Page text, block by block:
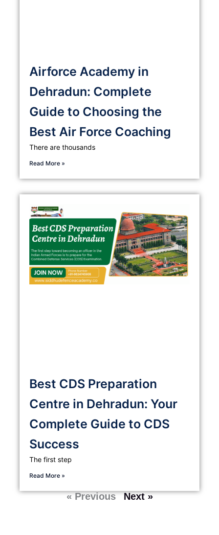
Airforce Academy in
Dehradun: Complete
Guide to Choosing the
Best Air Force Coaching
There are thousands
Read More »
Best CDS Preparation
Centre in Dehradun: Your
Complete Guide to CDS
Success
The first step
Read More »
« Previous Next »